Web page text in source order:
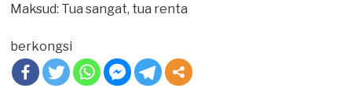
Maksud: Tua sangat, tua renta
berkongsi